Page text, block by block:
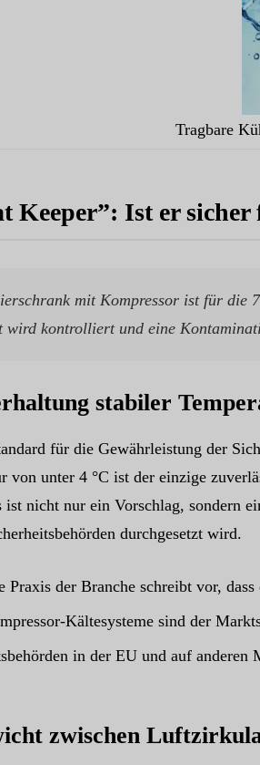
Tragbare
Keeper”: Ist er
mit Kompressor ist für die
wird kontrolliert und eine
stabiler
für die Gewährleistung der
von unter 4 °C ist der einzige
ist nicht nur ein Vorschlag, sondern
durchgesetzt wird.
Praxis der Branche schreibt vor,
Kältesysteme sind der
in der EU und auf anderen
zwischen